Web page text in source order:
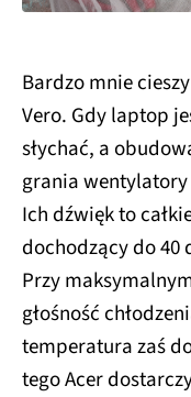
Bardzo mnie
Vero. Gdy laptop
słychać, a
grania
Ich dźwięk to
dochodzący do 40
Przy
głośność
temperatura zaś
tego Acer